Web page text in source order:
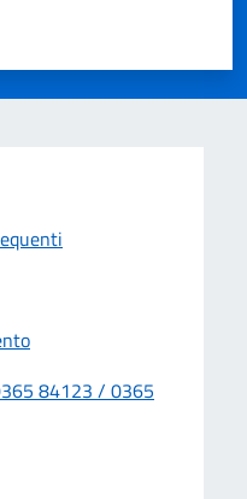
5
84123 / 0365